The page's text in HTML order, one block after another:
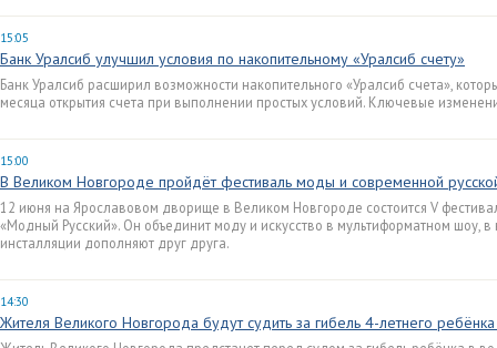
15:05
Банк Уралсиб улучшил условия по накопительному «Уралсиб счету»
Банк Уралсиб расширил возможности накопительного «Уралсиб счета»,
месяца открытия счета при выполнении простых условий. Ключевые
15:00
В Великом Новгороде пройдёт фестиваль моды и современной
12 июня на Ярославовом дворище в Великом Новгороде состоится V
«Модный Русский». Он объединит моду и искусство в мультиформатном шоу,
инсталляции дополняют друг друга.
14:30
Жителя Великого Новгорода будут судить за гибель 4-летнего